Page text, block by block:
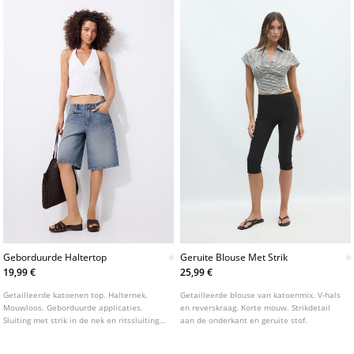
Geborduurde Haltertop
19,99 €
Getailleerde katoenen top. Halternek.
Mouwloos. Geborduurde applicaties.
Sluiting met strik in de nek en ritssluiting
Geruite Blouse Met Strik
25,99 €
Getailleerde blouse van katoenmix. V-hals
en reverskraag. Korte mouw. Strikdetail
aan de onderkant en geruite stof.